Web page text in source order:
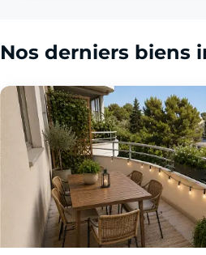
Nos derniers biens